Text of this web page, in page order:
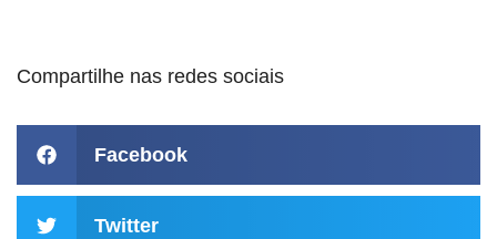
Compartilhe nas redes sociais
Facebook
Twitter